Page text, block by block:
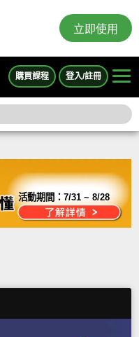
立即使用
購買課程 登入/註冊
活動期間：7/31 ~ 8/28